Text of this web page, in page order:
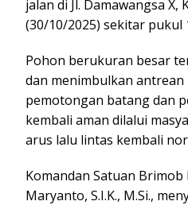
jalan di Jl. Damawangsa
(30/10/2025) sekitar pukul
Pohon berukuran besar
dan menimbulkan
pemotongan batang dan
kembali aman dilalui
arus lalu lintas kembali
Komandan Satuan Brimob
Maryanto, S.I.K., M.Si.,